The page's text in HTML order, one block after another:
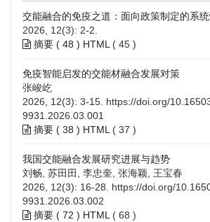
交能融合的免疫之道：面向政策制定的系
2026, 12(3): 2-2.
摘要 ( 48 ) HTML ( 45 )
免疫智能启发的交能材融合发展对策
张峻屹
2026, 12(3): 3-15. https://doi.org/
9931.2026.03.001
摘要 ( 38 ) HTML ( 37 )
我国交能融合发展研究进展与趋势
刘畅, 苏田田, 李忠奎, 张海颖, 王宝春
2026, 12(3): 16-28. https://doi.org/
9931.2026.03.002
摘要 ( 72 ) HTML ( 68 )